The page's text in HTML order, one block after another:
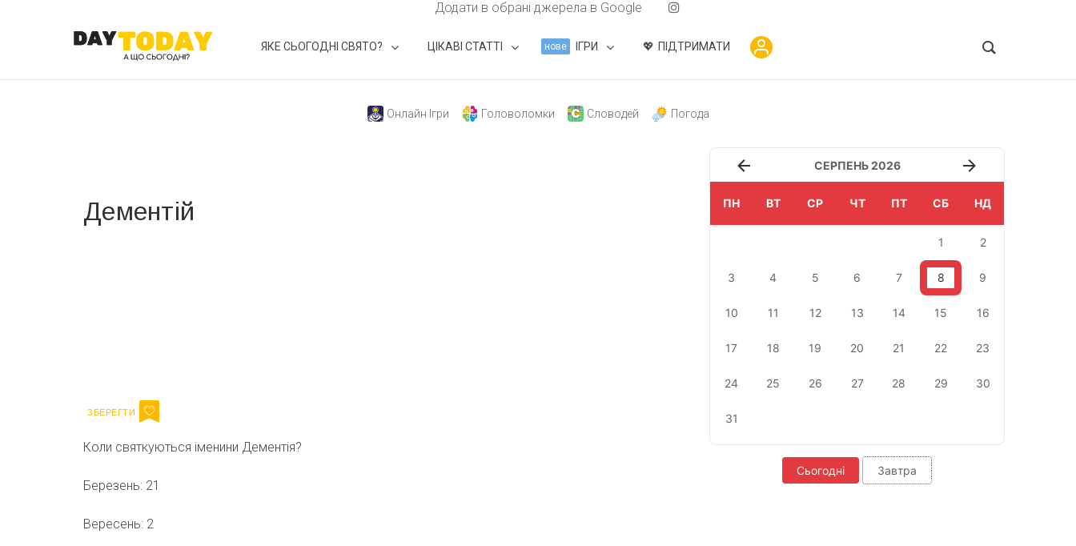
Додати в обрані джерела в Google
ЯКЕ СЬОГОДНІ СВЯТО? ЦІКАВІ СТАТТІ нове ІГРИ ПІДТРИМАТИ
Онлайн Ігри Головоломки Словодей Погода
Дементій
Коли святкуються іменини Дементія?
Березень: 21
Вересень: 2
СЕРПЕНЬ 2026
ПН ВТ СР ЧТ ПТ СБ НД
1 2
3 4 5 6 7 8 9
10 11 12 13 14 15 16
17 18 19 20 21 22 23
24 25 26 27 28 29 30
31
Сьогодні Завтра